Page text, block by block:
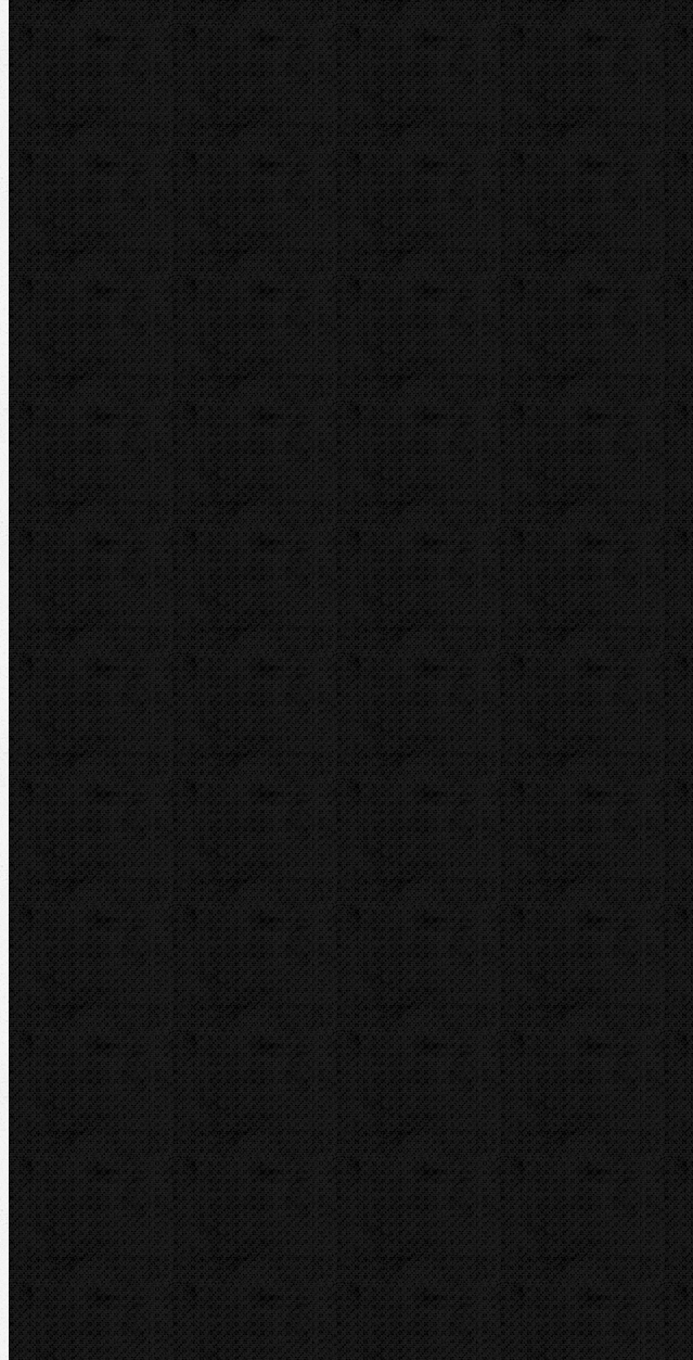
Elektrické
Hydraulické
Elektro-hydraulické
Strojní
Dělení trubek
Příslušenství
Transportní boxy
Přepravní bedny
Značky
BernzOmatiC
CBC
NIPO
REED
REMS
RIDGID
ROTHENBERGER
VIRAX
ZENTEN
Kontakt
NIPO Tools s.r.o
Lipová 7
CZ-763 26 LUHAČOVICE